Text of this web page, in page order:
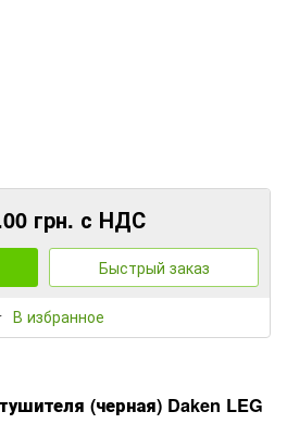
грн. с НДС
Быстрый заказ
В избранное
(черная) Daken LEG